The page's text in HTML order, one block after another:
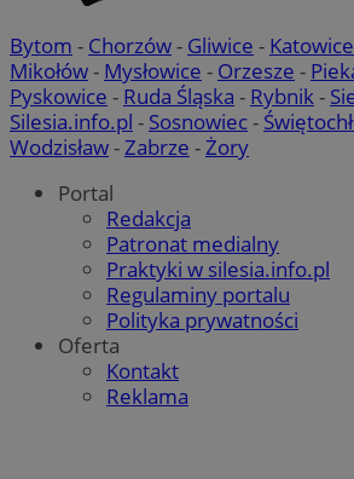
Bytom - Chorzów- Gliwice - Katowice
Mikołów- Mysłowice - Orzesze -
Pyskowice - Ruda Śląska - Rybnik -
Silesia.info.pl - Sosnowiec-
Wodzisław- Zabrze - Żory
Portal
Redakcja
Patronat medialny
Praktyki w silesia.info.pl
Regulaminy portalu
Polityka prywatności
Oferta
Kontakt
Reklama